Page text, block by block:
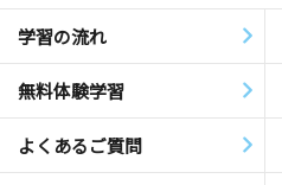
学習の流れ
無料体験学習
よくあるご質問